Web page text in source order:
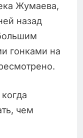
Жумаева,
назад
гонками на
чем